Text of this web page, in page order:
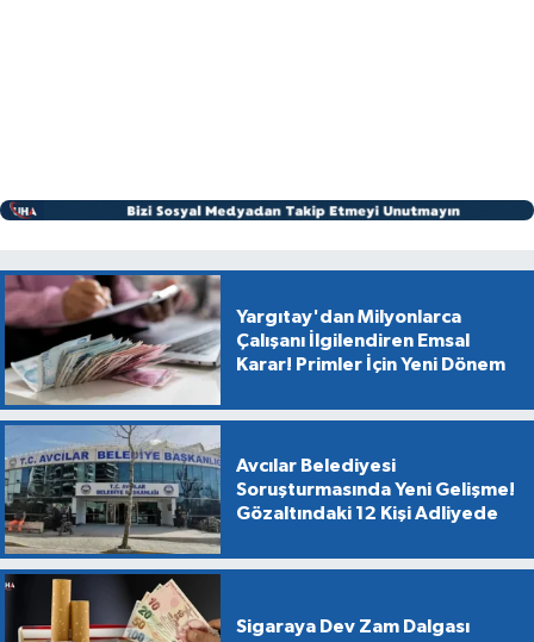
Yargıtay'dan Milyonlarca
Çalışanı İlgilendiren Emsal
Karar! Primler İçin Yeni Dönem
Avcılar Belediyesi
Soruşturmasında Yeni Gelişme!
Gözaltındaki 12 Kişi Adliyede
Sigaraya Dev Zam Dalgası